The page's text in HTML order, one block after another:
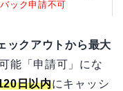
ック申請不可
ックアウトから最大
能「申請可」にな
日以内にキャッシ